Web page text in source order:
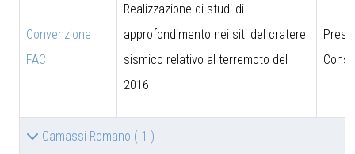
Convenzione
FAC
Realizzazione di studi di
approfondimento nei siti del cratere
sismico relativo al terremoto del
2016
Camassi Romano ( 1 )